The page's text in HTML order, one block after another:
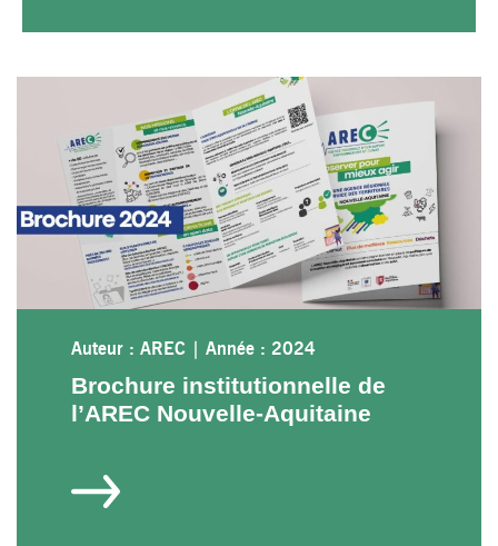
Auteur : AREC | Année : 2024
Brochure institutionnelle de
l’AREC Nouvelle-Aquitaine